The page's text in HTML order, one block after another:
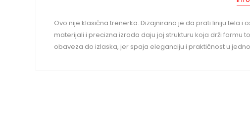
Ovo nije klasična trenerka. Dizajnirana je da prati liniju tela
materijali i precizna izrada daju joj strukturu koja drži formu
obaveza do izlaska, jer spaja eleganciju i praktičnost u